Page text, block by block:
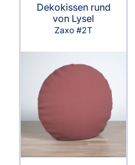
Dekokissen rund
von Lysel
Zaxo #2T